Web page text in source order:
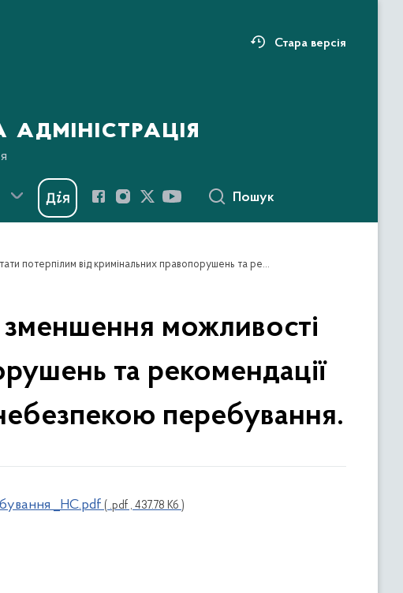
Стара версія
Пошук
Практичні рекомендації громадянам щодо зменшення можливості стати потерпілим від кримінальних правопорушень та рекомендації населенню щодо дій у зонах з підвищеною небезпекою перебування.
можливості
та рекомендації
перебування.
_НС.pdf ( .pdf , 437.78 Кб )